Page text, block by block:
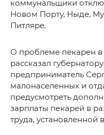
коммунальщики
Новом Порту, Ныде,
Питляре.
О проблеме пекарен
рассказал
предприниматель
малонаселенных и
предусмотреть
зарплаты пекарей в
труда, установленной